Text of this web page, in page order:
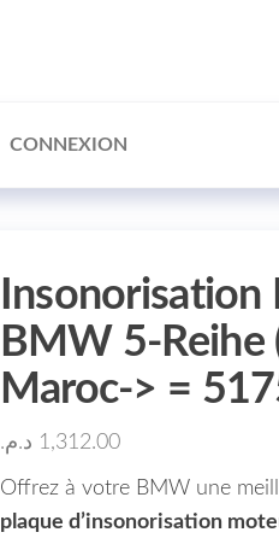
CONNEXION
BMW 5-
Maroc-> =
1,312.00 د.م.
Offrez à votre BMW une
plaque d’insonorisation